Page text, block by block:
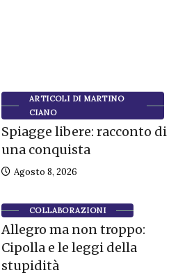
ARTICOLI DI MARTINO
CIANO
Spiagge libere: racconto di
una conquista
Agosto 8, 2026
COLLABORAZIONI
Allegro ma non troppo:
Cipolla e le leggi della
stupidità